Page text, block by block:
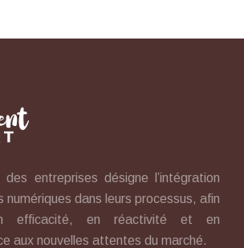
des entreprises désigne l’intégration
numériques dans leurs processus, afin
efficacité, en réactivité et en
aux nouvelles attentes du marché.